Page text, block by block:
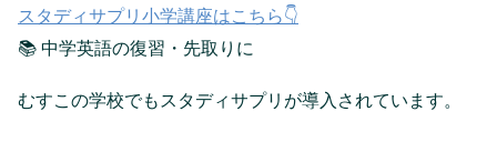
スタディサプリ小学講座はこちら👇
📚 中学英語の復習・先取りに
むすこの学校でもスタディサプリが導入されています。